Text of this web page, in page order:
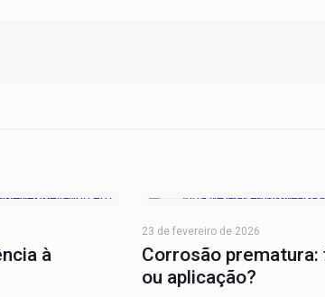
à
23 de fevereiro de 2026
Corrosão
ou aplicação?